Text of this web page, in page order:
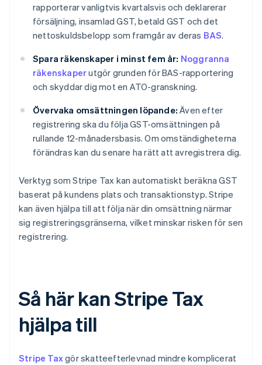
rapporterar vanligtvis kvartalsvis och deklarerar
försäljning, insamlad GST, betald GST och det
nettoskuldsbelopp som framgår av deras BAS.
Spara räkenskaper i minst fem år: Noggranna
räkenskaperutgör grunden för BAS-rapportering
och skyddar dig mot en ATO-granskning.
Övervaka omsättningen löpande: Även efter
registrering ska du följa GST-omsättningen på
rullande 12-månadersbasis. Om omständigheterna
förändras kan du senare ha rätt att avregistrera dig.
Verktyg som Stripe Tax kan automatiskt beräkna GST
baserat på kundens plats och transaktionstyp. Stripe
kan även hjälpa till att följa när din omsättning närmar
sig registreringsgränserna, vilket minskar risken för sen
registrering.
Så här kan Stripe Tax
hjälpa till
Stripe Taxgör skatteefterlevnad mindre komplicerat